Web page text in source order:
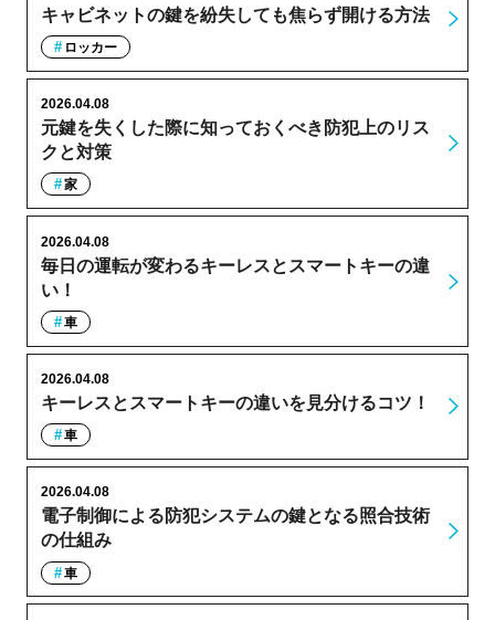
キャビネットの鍵を紛失しても焦らず開ける方法
ロッカー
元鍵を失くした際に知っておくべき防犯上のリス
クと対策
2026.04.08
家
毎日の運転が変わるキーレスとスマートキーの違
い！
2026.04.08
車
キーレスとスマートキーの違いを見分けるコツ！
2026.04.08
車
電子制御による防犯システムの鍵となる照合技術
の仕組み
2026.04.08
車